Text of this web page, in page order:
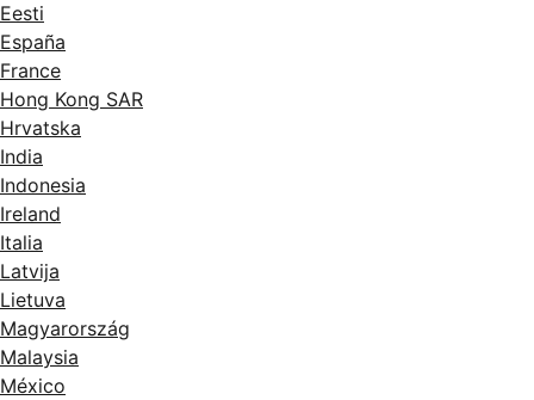
Eesti
España
France
Hong Kong SAR
Hrvatska
India
Indonesia
Ireland
Italia
Latvija
Lietuva
Magyarország
Malaysia
México